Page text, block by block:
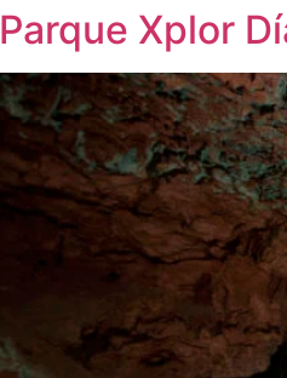
Parque Xplor